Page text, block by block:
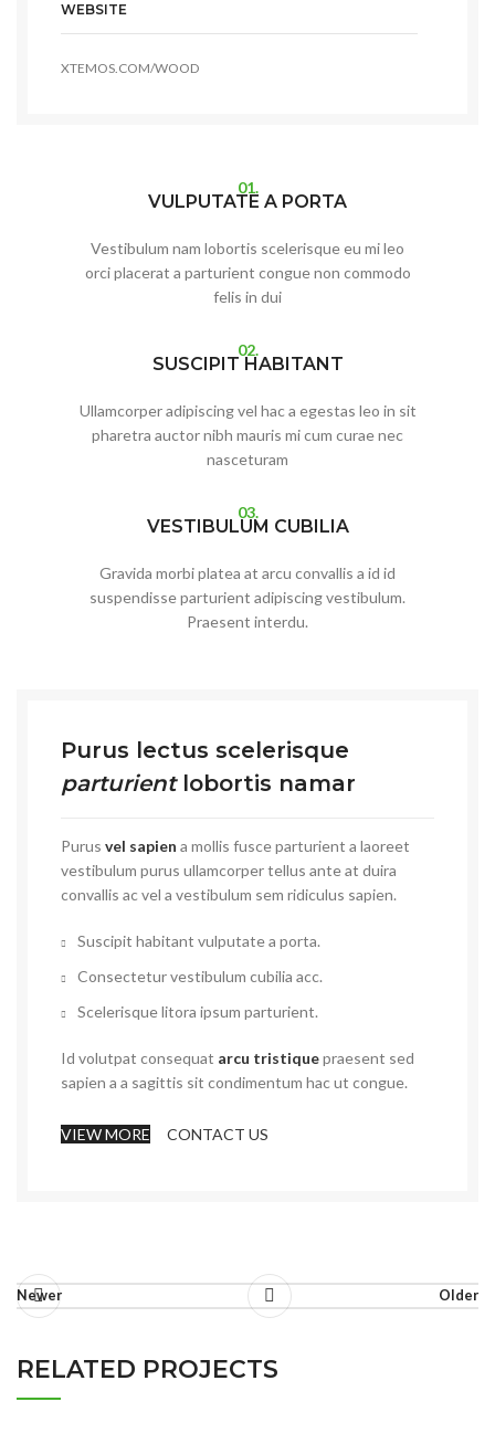
WEBSITE
XTEMOS.COM/WOOD
01.
VULPUTATE A PORTA
Vestibulum nam lobortis scelerisque eu mi leo
orci placerat a parturient congue non commodo
felis in dui
02.
SUSCIPIT HABITANT
Ullamcorper adipiscing vel hac a egestas leo in sit
pharetra auctor nibh mauris mi cum curae nec
nasceturam
03.
VESTIBULUM CUBILIA
Gravida morbi platea at arcu convallis a id id
suspendisse parturient adipiscing vestibulum.
Praesent interdu.
Purus lectus scelerisque
parturientlobortis namar
Purus vel sapien a mollis fusce parturient a laoreet
vestibulum purus ullamcorper tellus ante at duira
convallis ac vel a vestibulum sem ridiculus sapien.
Suscipit habitant vulputate a porta.
Consectetur vestibulum cubilia acc.
Scelerisque litora ipsum parturient.
Id volutpat consequat arcu tristiquepraesent sed
sapien a a sagittis sit condimentum hac ut congue.
VIEW MORE CONTACT US
Newer Older
RELATED PROJECTS